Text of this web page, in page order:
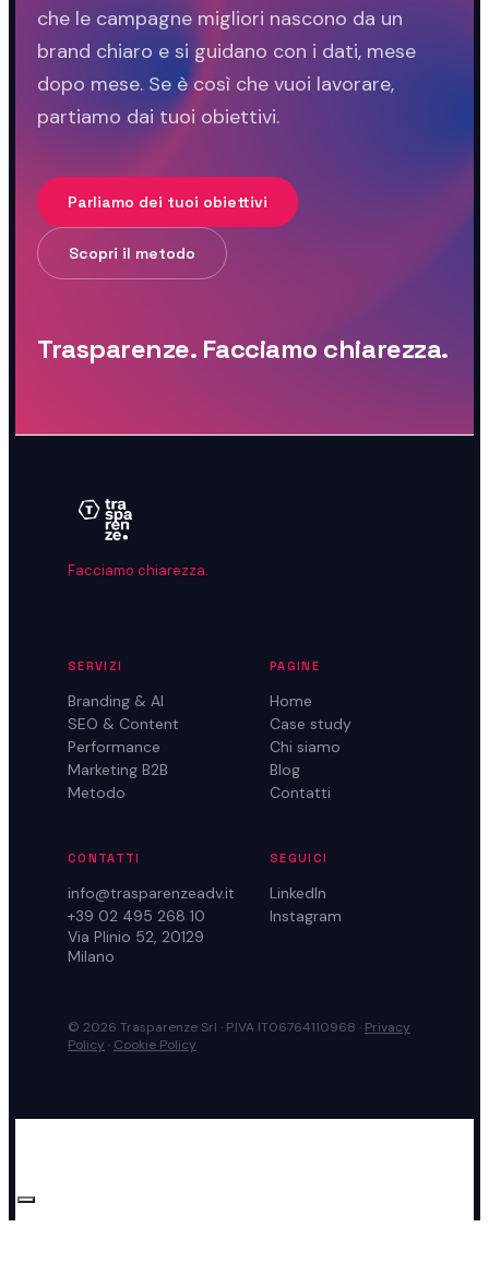
che le campagne migliori nascono da un
brand chiaro e si guidano con i dati, mese
dopo mese. Se è così che vuoi lavorare,
partiamo dai tuoi obiettivi.
Parliamo dei tuoi obiettivi
Scopri il metodo
Trasparenze. Facciamo chiarezza.
Facciamo chiarezza.
SERVIZI
Branding & AI
SEO & Content
Performance
Marketing B2B
Metodo
PAGINE
Home
Case study
Chi siamo
Blog
Contatti
CONTATTI
info@trasparenzeadv.it
+39 02 495 268 10
Via Plinio 52, 20129
Milano
SEGUICI
LinkedIn
Instagram
© 2026 Trasparenze Srl · P.IVA IT06764110968 · Privacy
Policy · Cookie Policy